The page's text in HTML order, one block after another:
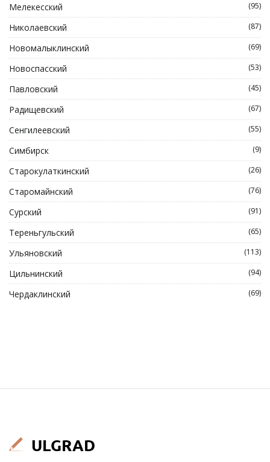
Мелекесский (95)
Николаевский (87)
Новомалыклинский (69)
Новоспасский (53)
Павловский (45)
Радищевский (67)
Сенгилеевский (55)
Симбирск (9)
Старокулаткинский (26)
Старомайнский (76)
Сурский (91)
Тереньгульский (65)
Ульяновский (113)
Цильнинский (94)
Чердаклинский (69)